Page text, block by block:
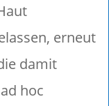
erneut
damit
hoc